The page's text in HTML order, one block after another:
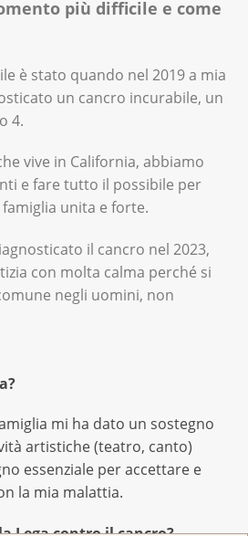
più difficile e come
è stato quando nel 2019 a mia
un cancro incurabile, un
4.
vive in California, abbiamo
e fare tutto il possibile per
unita e forte.
il cancro nel 2023,
con molta calma perché si
negli uomini, non
mi ha dato un sostegno
artistiche (teatro, canto)
essenziale per accettare e
la mia malattia.